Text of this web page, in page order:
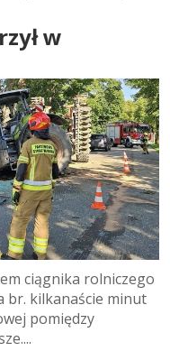
w
ciągnika rolniczego
br. kilkanaście minut
pomiędzy